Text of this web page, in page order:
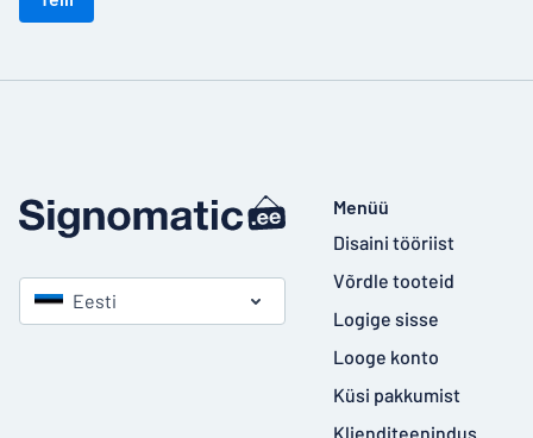
Eesti
Menüü
Disaini tööriist
Võrdle tooteid
Logige sisse
Looge konto
Küsi pakkumist
Klienditeenindus